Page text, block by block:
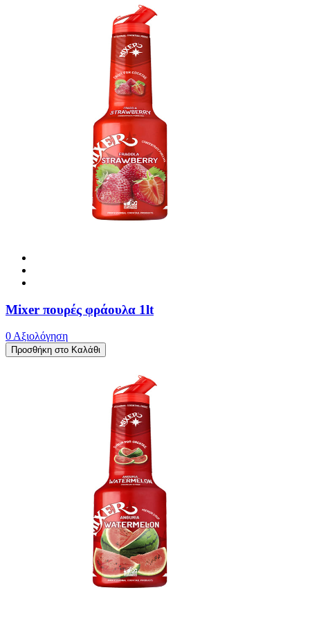
Mixer πουρές φράουλα 1lt
0 Αξιολόγηση
Προσθήκη στο Καλάθι